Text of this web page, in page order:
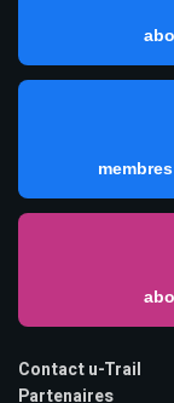
Contact u-Trail
Partenaires